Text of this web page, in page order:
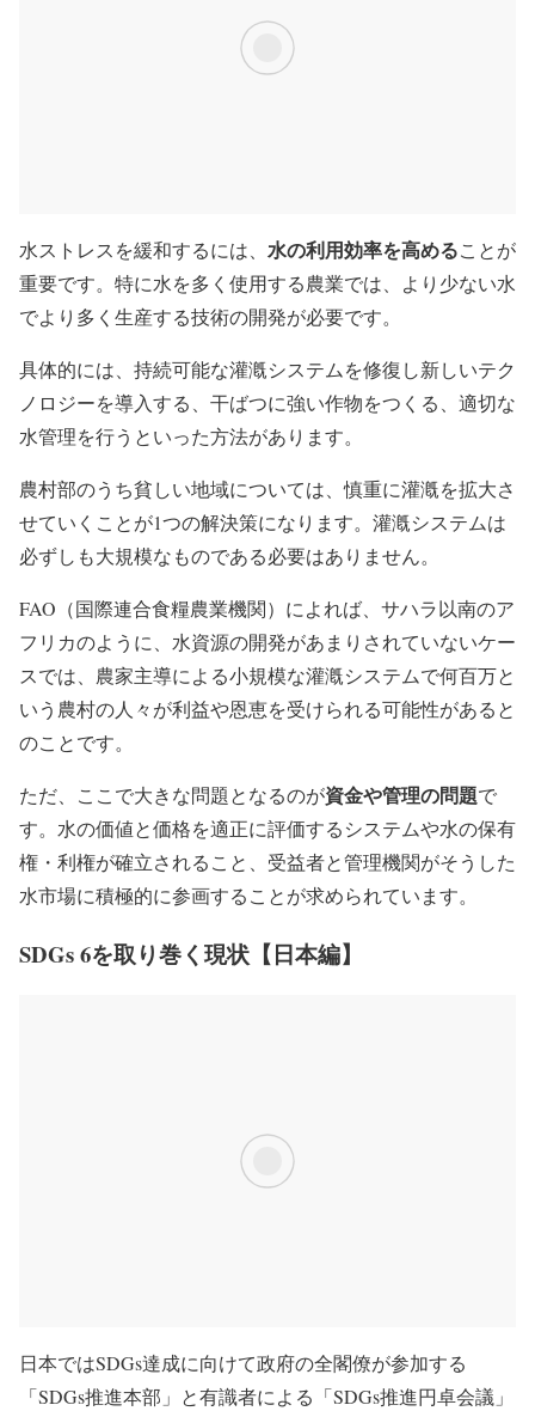
水ストレスを緩和するには、 水の利用効率を高めることが
重要です。特に水を多く使用する農業では、より少ない水
でより多く生産する技術の開発が必要です。
具体的には、持続可能な灌漑システムを修復し新しいテク
ノロジーを導入する、干ばつに強い作物をつくる、適切な
水管理を行うといった方法があります。
農村部のうち貧しい地域については、慎重に灌漑を拡大さ
せていくことが1つの解決策になります。灌漑システムは
必ずしも大規模なものである必要はありません。
FAO（国際連合食糧農業機関）によれば、サハラ以南のア
フリカのように、水資源の開発があまりされていないケー
スでは、農家主導による小規模な灌漑システムで何百万と
いう農村の人々が利益や恩恵を受けられる可能性があると
のことです。
ただ、ここで大きな問題となるのが資金や管理の問題で
す。水の価値と価格を適正に評価するシステムや水の保有
権・利権が確立されること、受益者と管理機関がそうした
水市場に積極的に参画することが求められています。
SDGs 6を取り巻く現状【日本編】
日本ではSDGs達成に向けて政府の全閣僚が参加する
「SDGs推進本部」と有識者による「SDGs推進円卓会議」